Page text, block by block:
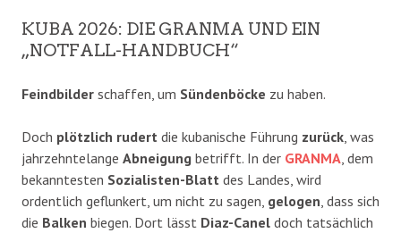
KUBA 2026: DIE GRANMA UND EIN
„NOTFALL-HANDBUCH“
Feindbilder schaffen, um Sündenböcke zu haben.
Doch plötzlich rudert die kubanische Führung zurück, was
jahrzehntelange Abneigung betrifft. In der GRANMA, dem
bekanntesten Sozialisten-Blatt des Landes, wird
ordentlich geflunkert, um nicht zu sagen, gelogen, dass sich
die Balken biegen. Dort lässt Diaz-Canel doch tatsächlich